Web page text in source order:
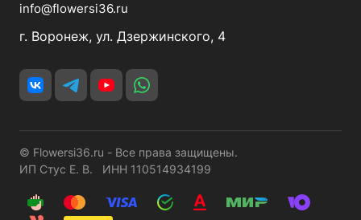
info@flowersi36.ru
г. Воронеж, ул. Дзержинского, 4
© Flowersi36.ru - Все права защищены.
ИП Стус Е. В. ИНН 110514934199